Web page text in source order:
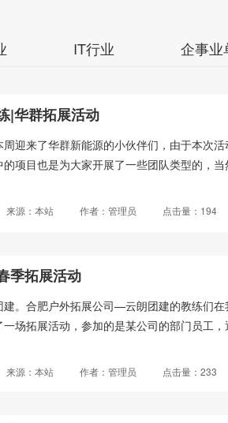
IT行业 企事业
|华群拓展活动
迎来了华群新能源的小伙伴们，由于本次
项目也是为大家开展了一些团队类型的，当
来源：本站 作者：管理员 点击量：194
季拓展活动
。合肥户外拓展公司—云朗团建的教练们
场拓展活动，参加的是某公司的部门员工，
来源：本站 作者：管理员 点击量：233